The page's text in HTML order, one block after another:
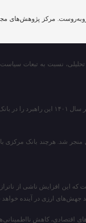
روبه‌روست. مرکز
نسبت به تبعات
شد. هرچند بانک مرکزی با
این افزایش ناشی از
جهش‌های ارزی در آینده
اقتصادی، کاهش